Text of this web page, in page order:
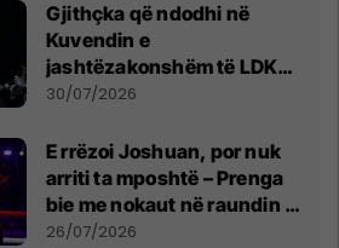
Gjithçka që ndodhi në
Kuvendin e
jashtëzakonshëm të LDK-
së
30/07/2026
E rrëzoi Joshuan, por nuk
arriti ta mposhtë – Prenga
bie me nokaut në raundin e
dytë
26/07/2026